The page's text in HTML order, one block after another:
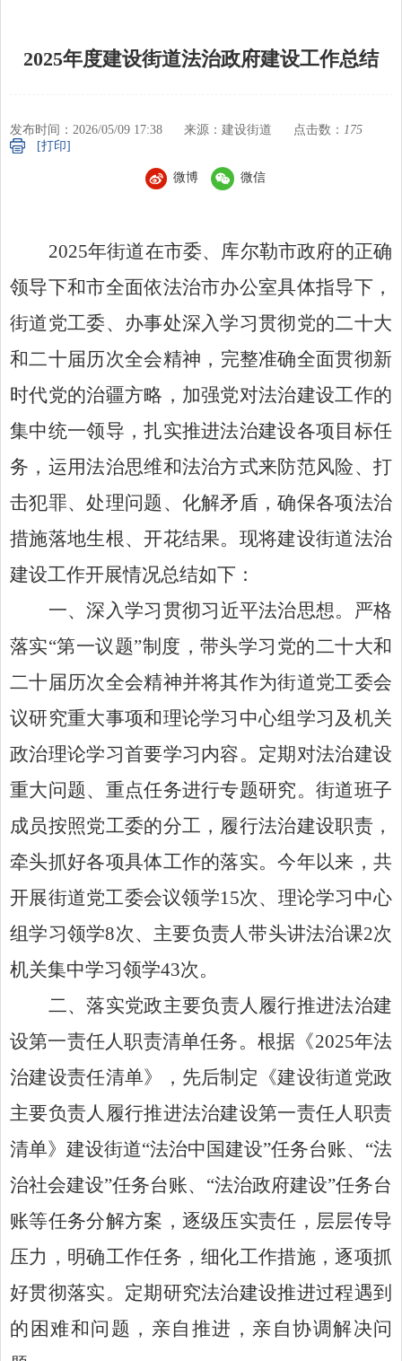
2025年度建设街道法治政府建设工作总结
发布时间：2026/05/09 17:38 来源：建设街道 点击数： 175
[打印]
微博 微信
2025年街道在市委、 库尔勒市政府的正确
领导下和市全面依法治市办公室具体指导下 ，
街道党工委、办事处深入学习贯彻党的二十大
和二十届历次全会精神 ， 完整准确全面贯彻新
时代党的治疆方略 ，加强党对法治建设工作的
集中统一领导，扎实推进法治建设各项目标任
务，运用法治思维和法治方式来防范风险、打
击犯罪、处理问题、化解矛盾，确保各项法治
措施落地生根、开花结果。现将建设街道法治
建设工作开展情况总结如下：
一、深入学习贯彻习近平法治思想。 严格
落实“第一议题”制度 ，带头学习党的二十大和
二十届历次全会精神并将其作为街道党工委会
议研究重大事项和理论学习中心组学习 及 机关
政治理论学习首要学习内容。 定期对法治建设
重大问题、重点任务进行专题研究。街道班子
成员按照党工委的分工，履行法治建设职责，
牵头抓好各项具体工作的落实。今年以来，共
开展街道党工委会议领学15次、 理论学习中心
组学习领学8次、主要负责人带头讲法治课2次
机关集中学习领学43次。
二、落实党政主要负责人履行推进法治建
设第一责任人职责清单任务。 根据《2025年法
治建设责任清单》， 先后制定 《建设街道党政
主要负责人履行推进法治建设第一责任人职责
清单》建设街道“法治中国建设”任务台账、 “法
治社会建设”任务台账、 “法治政府建设”任务台
账等任务分解方案，逐级压实责任，层层传导
压力，明确工作任务，细化工作措施，逐项抓
好贯彻落实。定期研究法治建设推进过程遇到
的困难和问题，亲自推进，亲自协调解决问